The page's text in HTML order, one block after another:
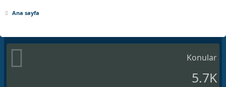
Ana sayfa
Konular
5.7K